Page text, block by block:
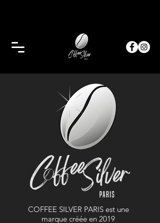
COFFEE SILVER PARIS est une
marque créée en 2019